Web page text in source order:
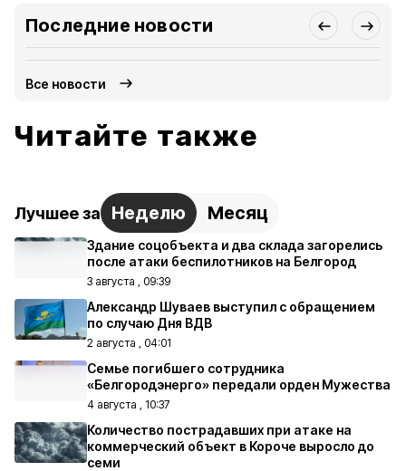
Последние новости
Все новости
Читайте также
Лучшее за Неделю Месяц
Здание соцобъекта и два склада загорелись
после атаки беспилотников на Белгород
3 августа , 09:39
Александр Шуваев выступил с обращением
по случаю Дня ВДВ
2 августа , 04:01
Семье погибшего сотрудника
«Белгородэнерго» передали орден Мужества
4 августа , 10:37
Количество пострадавших при атаке на
коммерческий объект в Короче выросло до
семи